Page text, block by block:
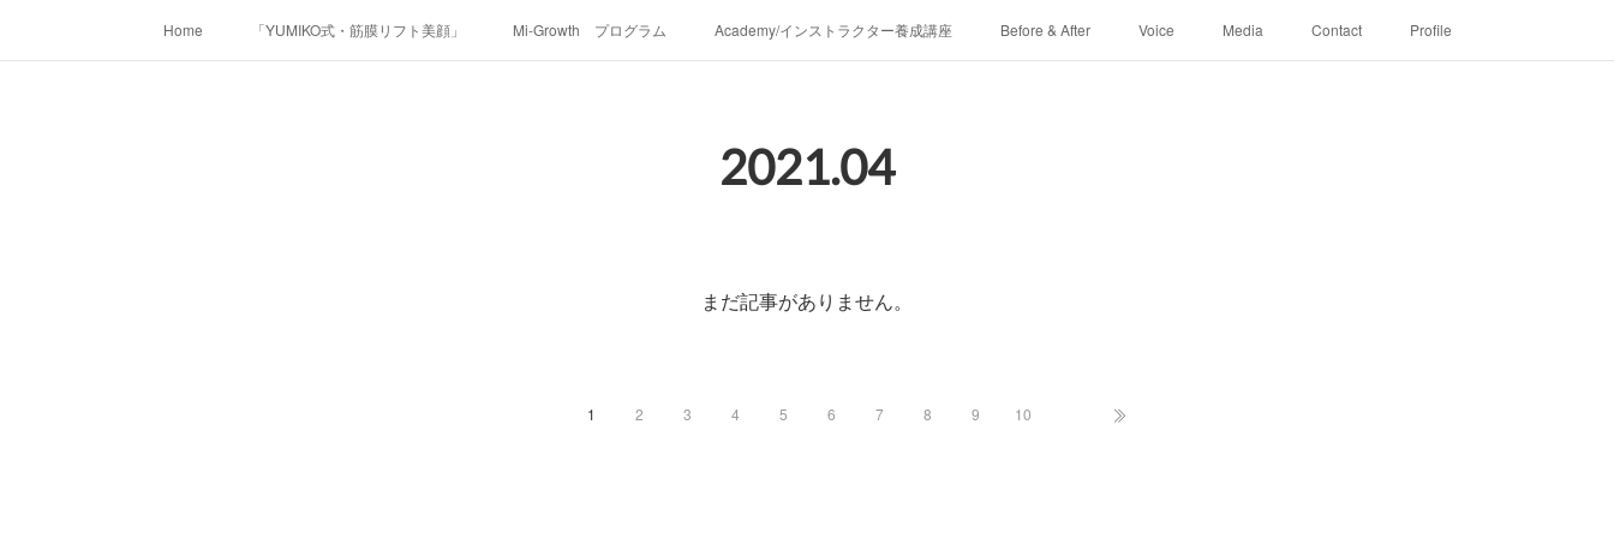
Home 「YUMIKO式・筋膜リフト美顔」 Mi-Growth プログラム Academy/インストラクター養成講座 Before & After Voice Media Contact Profile
2021.04
まだ記事がありません。
1 2 3 4 5 6 7 8 9 10